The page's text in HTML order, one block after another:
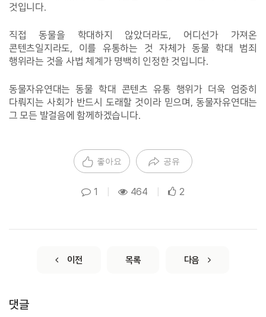
것입니다.
직접 동물을 학대하지 않았더라도, 어디선가 가져온
콘텐츠일지라도, 이를 유통하는 것 자체가 동물 학대 범죄
행위라는 것을 사법 체계가 명백히 인정한 것입니다.
동물자유연대는 동물 학대 콘텐츠 유통 행위가 더욱 엄중히
다뤄지는 사회가 반드시 도래할 것이라 믿으며, 동물자유연대는
그 모든 발걸음에 함께하겠습니다.
좋아요 공유
1 464 2
이전 목록 다음
댓글